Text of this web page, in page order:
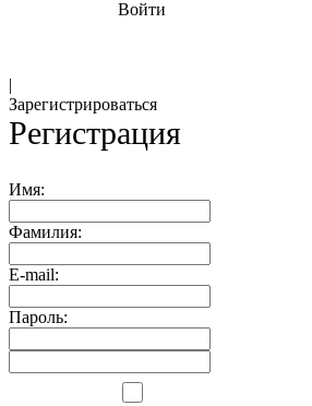
Войти
|
Зарегистрироваться
Регистрация
Имя:
Фамилия:
E-mail:
Пароль: